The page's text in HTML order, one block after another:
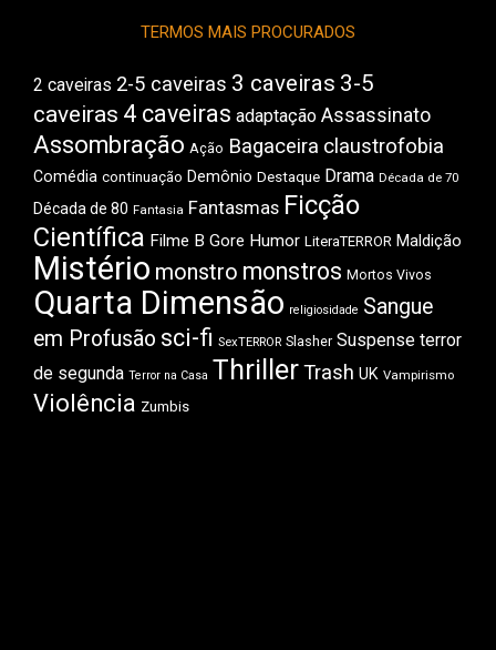
TERMOS MAIS PROCURADOS
2 caveiras 2-5 caveiras 3 caveiras 3-5
caveiras 4 caveiras adaptação Assassinato
Assombração Ação Bagaceira claustrofobia
Comédia continuação Demônio Destaque Drama Década de 70
Década de 80 Fantasia Fantasmas Ficção
Científica Filme B Gore Humor LiteraTERROR Maldição
Mistério monstro monstros Mortos Vivos
Quarta Dimensão religiosidade Sangue
em Profusão sci-fi SexTERROR Slasher Suspense terror
de segunda Terror na Casa ThrillerTrash UK Vampirismo
Violência Zumbis